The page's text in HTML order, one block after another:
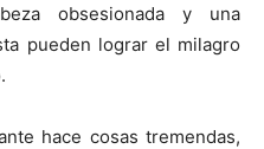
obsesionada y una
pueden lograr el milagro
hace cosas tremendas,